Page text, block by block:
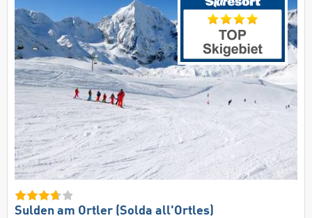
Sulden am Ortler (Solda all'Ortles)